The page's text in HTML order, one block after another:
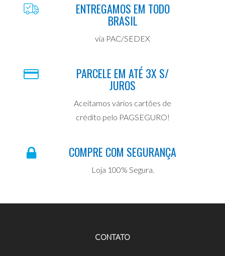
ENTREGAMOS EM TODO
BRASIL
via PAC/SEDEX
PARCELE EM ATÉ 3X S/
JUROS
Aceitamos vários cartões de
crédito pelo PAGSEGURO!
COMPRE COM SEGURANÇA
Loja 100% Segura.
CONTATO